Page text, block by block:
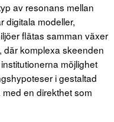
av resonans mellan
digitala modeller,
flätas samman växer
där komplexa skeenden
möjlighet
i gestaltad
en direkthet som